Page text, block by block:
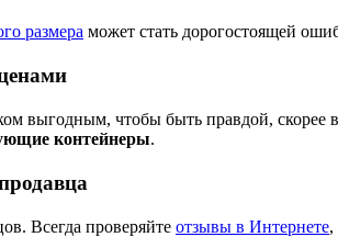
размера может стать дорогостоящей
выгодным, чтобы быть правдой, скорее
контейнеры.
Всегда проверяйте отзывы в Интернете,